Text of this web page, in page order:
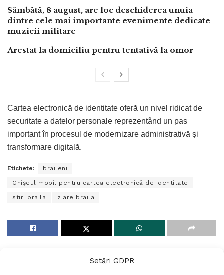
Setări GDPR
Sâmbătă, 8 august, are loc deschiderea unuia
dintre cele mai importante evenimente dedicate
muzicii militare
Arestat la domiciliu pentru tentativă la omor
Cartea electronică de identitate oferă un nivel ridicat de
securitate a datelor personale reprezentând un pas
important în procesul de modernizare administrativă și
transformare digitală.
Etichete: braileni
Ghișeul mobil pentru cartea electronică de identitate
stiri braila ziare braila